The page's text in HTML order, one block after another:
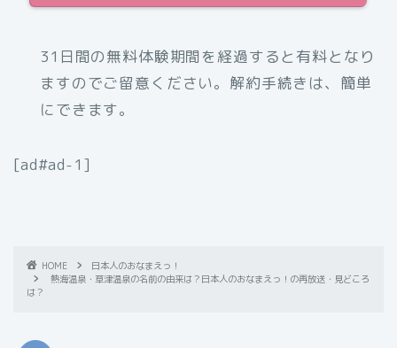
31日間の無料体験期間を経過すると有料となり
ますのでご留意ください。解約手続きは、簡単
にできます。
[ad#ad-1]
HOME
日本人のおなまえっ！
熱海温泉・草津温泉の名前の由来は？日本人のおなまえっ！の再放送・見どころ
は？